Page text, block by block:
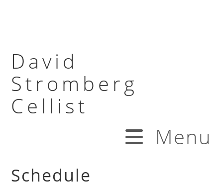
David
Stromberg
Cellist
Menu
Schedule